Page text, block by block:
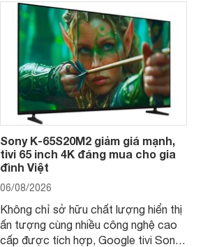
Sony K-65S20M2 giảm giá mạnh,
tivi 65 inch 4K đáng mua cho gia
đình Việt
06/08/2026
Không chỉ sở hữu chất lượng hiển thị
ấn tượng cùng nhiều công nghệ cao
cấp được tích hợp, Google tivi Sony